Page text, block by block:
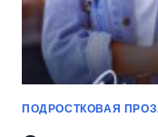
ПОДРОСТКОВАЯ